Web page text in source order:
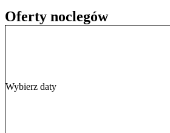
Lokalizacja stanowi dobrą bazę
o około 3,7 km. Warto również zobaczyć
Oferty noclegów
Wybierz daty